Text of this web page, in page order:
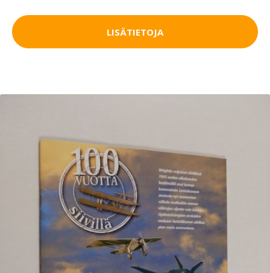
LISÄTIETOJA